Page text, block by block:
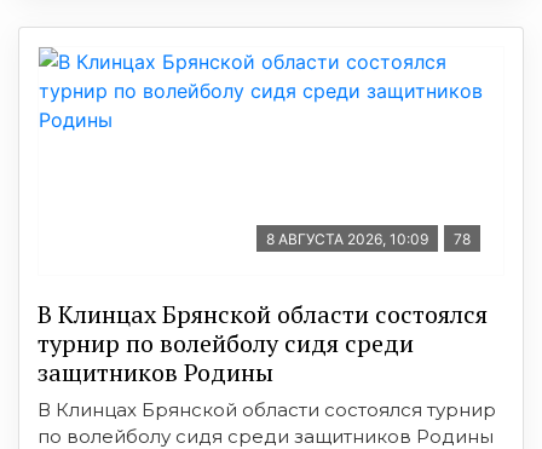
8 АВГУСТА 2026, 10:09 78
В Клинцах Брянской области состоялся
турнир по волейболу сидя среди
защитников Родины
В Клинцах Брянской области состоялся турнир
по волейболу сидя среди защитников Родины